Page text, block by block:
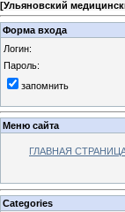
[Ульяновский
Форма входа
Логин:
Пароль:
запомнить
Меню сайта
ГЛАВНАЯ
Categories